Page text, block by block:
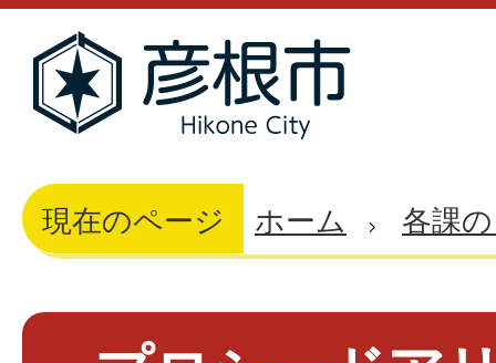
現在のページ ホーム 各課